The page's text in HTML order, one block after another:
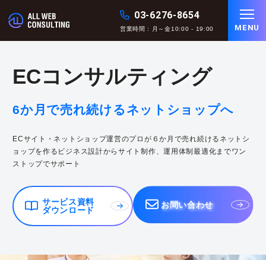
03-6276-8654
営業時間 : 月～金10:00 - 19:00 MENU
ECコ ンサルテ ィ ング
6か月で売れ続けるネットショップへ
ECサイト・ネットショップ運営のプロが６か月で売れ続けるネットシ
ョップを作るビジネス設計からサイト制作、運用体制最適化までワン
ストップでサポート
サービス資料
ダウンロード
お問い合わせ